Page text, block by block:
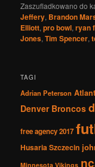
Zaszufladkowano do
Jeffery, Brandon
Elliott,pro bowl,ryan
Jones,Tim Spencer,
TAGI
Adrian Peterson
Denver Broncos
free agency 2017
Husaria Szczecin
Minnesota Vikings